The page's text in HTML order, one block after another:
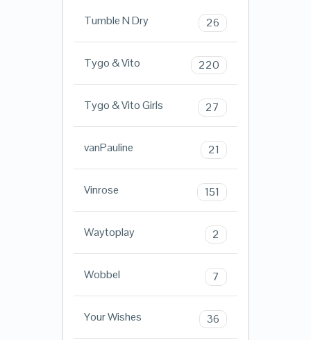
Tumble N Dry 26
Tygo & Vito 220
Tygo & Vito Girls 27
vanPauline 21
Vinrose 151
Waytoplay 2
Wobbel 7
Your Wishes 36